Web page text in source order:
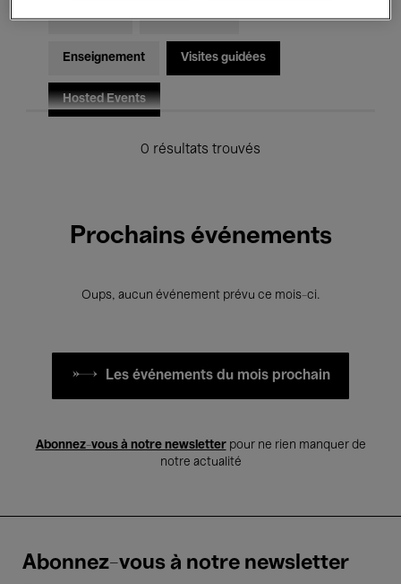
Pour tous Kids’ Palace
Enseignement Visites guidées
Hosted Events
0 résultats trouvés
Prochains événements
Oups, aucun événement prévu ce mois-ci.
Les événements du mois prochain
Abonnez-vous à notre newsletterpour ne rien manquer de
notre actualité
Abonnez-vous à notre newsletter